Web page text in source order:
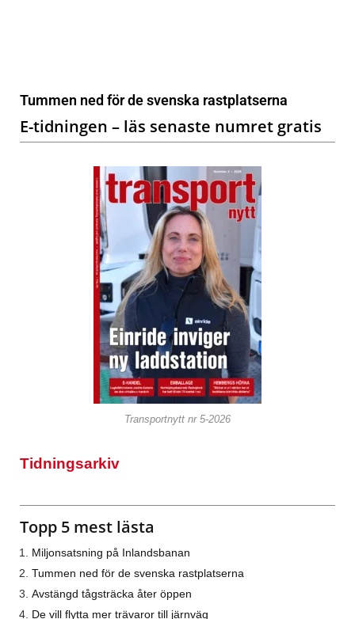
Tummen ned för de svenska rastplatserna
E-tidningen – läs senaste numret gratis
Transportnytt nr 5-2026
Tidningsarkiv
Topp 5 mest lästa
Miljonsatsning på Inlandsbanan
Tummen ned för de svenska rastplatserna
Avstängd tågsträcka åter öppen
De vill flytta mer trävaror till järnväg